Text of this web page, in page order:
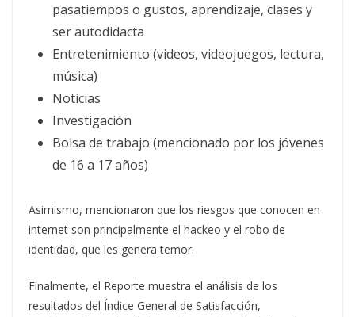
pasatiempos o gustos, aprendizaje, clases y
ser autodidacta
Entretenimiento (videos, videojuegos, lectura,
música)
Noticias
Investigación
Bolsa de trabajo (mencionado por los jóvenes
de 16 a 17 años)
Asimismo, mencionaron que los riesgos que conocen en
internet son principalmente el hackeo y el robo de
identidad, que les genera temor.
Finalmente, el Reporte muestra el análisis de los
resultados del Índice General de Satisfacción,